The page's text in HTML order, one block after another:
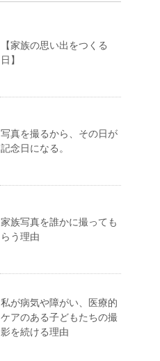
【家族の思い出をつくる
日】
写真を撮るから、その日が
記念日になる。
家族写真を誰かに撮っても
らう理由
私が病気や障がい、医療的
ケアのある子どもたちの撮
影を続ける理由